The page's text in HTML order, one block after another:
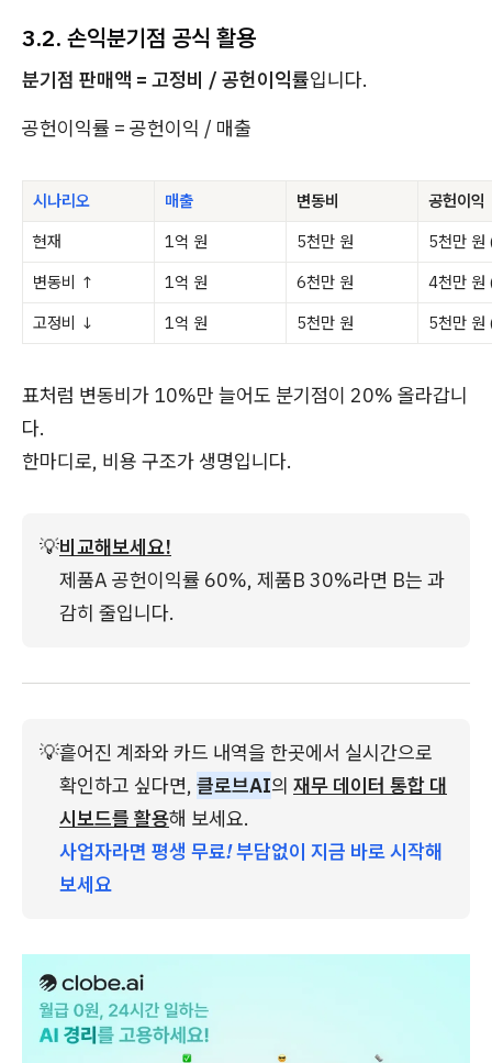
3.2. 손익분기점 공식 활용
분기점 판매액 = 고정비 / 공헌이익률입니다.
공헌이익률 = 공헌이익 / 매출
시나리오 매출 변동비
공헌이익
현재
1억 원 5천만 원
5천만
변동비 ↑
1억 원 6천만 원
4천만
고정비 ↓
1억 원 5천만 원 5천만
표처럼 변동비가 10%만 늘어도 분기점이 20% 올라갑니
다.
한마디로, 비용 구조가 생명입니다.
💡비교해보세요!
제품A 공헌이익률 60%, 제품B 30%라면 B는 과
감히 줄입니다.
💡흩어진 계좌와 카드 내역을 한곳에서 실시간으로
확인하고 싶다면, 클로브AI의 재무 데이터 통합 대
시보드를 활용해 보세요.
사업자라면 평생 무료! 부담없이 지금 바로 시작해
보세요